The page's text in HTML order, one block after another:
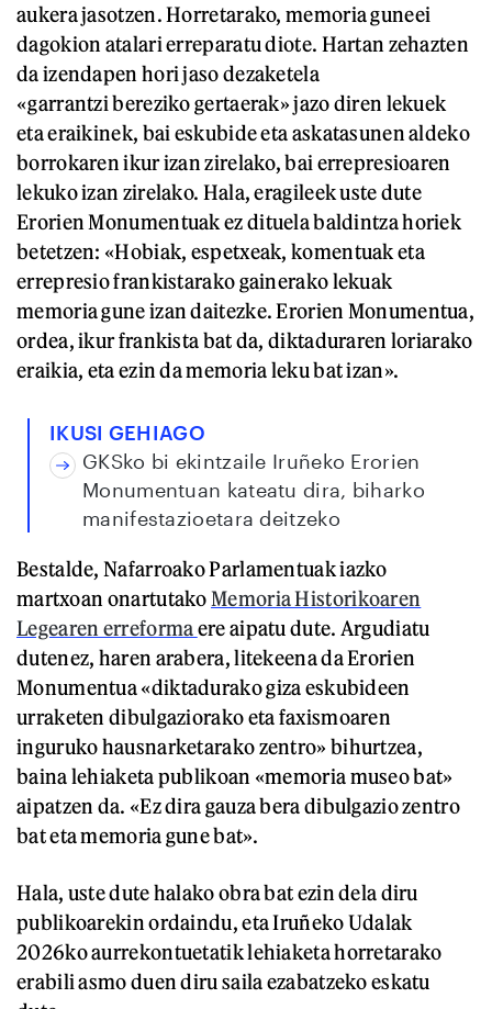
aukera jasotzen. Horretarako, memoria guneei
dagokion atalari erreparatu diote. Hartan zehazten
da izendapen hori jaso dezaketela
«garrantzi bereziko gertaerak» jazo diren lekuek
eta eraikinek, bai eskubide eta askatasunen aldeko
borrokaren ikur izan zirelako, bai errepresioaren
lekuko izan zirelako. Hala, eragileek uste dute
Erorien Monumentuak ez dituela baldintza horiek
betetzen: «Hobiak, espetxeak, komentuak eta
errepresio frankistarako gainerako lekuak
memoria gune izan daitezke. Erorien Monumentua,
ordea, ikur frankista bat da, diktaduraren loriarako
eraikia, eta ezin da memoria leku bat izan».
IKUSI GEHIAGO
GKSko bi ekintzaile Iruñeko Erorien
Monumentuan kateatu dira, biharko
manifestazioetara deitzeko
Bestalde, Nafarroako Parlamentuak iazko
martxoan onartutakoMemoria Historikoaren
Legearen erreformaere aipatu dute. Argudiatu
dutenez, haren arabera, litekeena da Erorien
Monumentua «diktadurako giza eskubideen
urraketen dibulgaziorako eta faxismoaren
inguruko hausnarketarako zentro» bihurtzea,
baina lehiaketa publikoan «memoria museo bat»
aipatzen da. «Ez dira gauza bera dibulgazio zentro
bat eta memoria gune bat».
Hala, uste dute halako obra bat ezin dela diru
publikoarekin ordaindu, eta Iruñeko Udalak
2026ko aurrekontuetatik lehiaketa horretarako
erabili asmo duen diru saila ezabatzeko eskatu